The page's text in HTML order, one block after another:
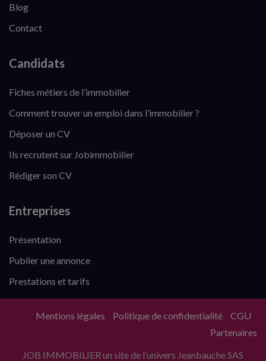
Blog
Contact
Candidats
Fiches métiers de l’immobilier
Comment trouver un emploi dans l’immobilier ?
Déposer un CV
Ils recrutent sur Jobimmobilier
Rédiger son CV
Entreprises
Présentation
Publier une annonce
Prestations et tarifs
JOB IMMOBILIER un site de l’univers Jeanbauche SAS
Mentions légales Politique de confidentialité
CGU
Partenaires